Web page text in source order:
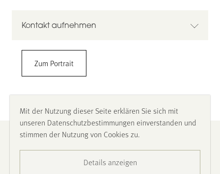
Kontakt aufnehmen
k.menke@uni-bonn.de
Zum Portrait
Impressum
Mit der Nutzung dieser Seite erklären Sie sich mit
unseren Datenschutzbestimmungen einverstanden und
stimmen der Nutzung von Cookies zu.
Details anzeigen